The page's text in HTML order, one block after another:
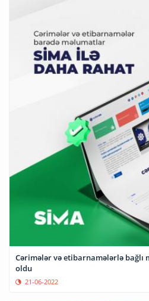
Cərimələr və etibarnamələrlə
oldu
21-06-2022